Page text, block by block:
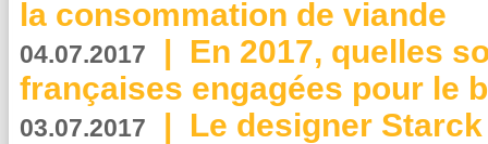
la consommation de viande
04.07.2017 | En 2017, quelles
françaises engagées pour le
03.07.2017 | Le designer